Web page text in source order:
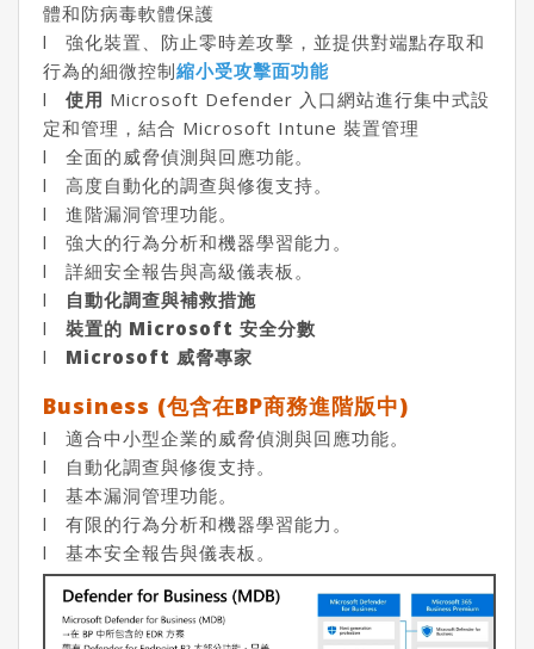
體和防病毒軟體保護
l 強化裝置、防止零時差攻擊，並提供對端點存取和
行為的細微控制縮小受攻擊面功能
l 使用 Microsoft Defender 入口網站進行集中式設
定和管理，結合 Microsoft Intune 裝置管理
l 全面的威脅偵測與回應功能。
l 高度自動化的調查與修復支持。
l 進階漏洞管理功能。
l 強大的行為分析和機器學習能力。
l 詳細安全報告與高級儀表板。
l 自動化調查與補救措施
l 裝置的 Microsoft 安全分數
l Microsoft 威脅專家
Business (包含在BP商務進階版中)
l 適合中小型企業的威脅偵測與回應功能。
l 自動化調查與修復支持。
l 基本漏洞管理功能。
l 有限的行為分析和機器學習能力。
l 基本安全報告與儀表板。